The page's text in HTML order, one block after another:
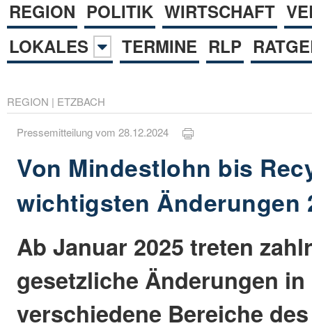
REGION POLITIK WIRTSCHAFT
LOKALES
TERMINE RLP
REGION | ETZBACH
Pressemitteilung vom 28.12.2024
Von Mindestlohn bis
wichtigsten Änderungen
Ab Januar 2025 treten
gesetzliche Änderungen
verschiedene Bereiche